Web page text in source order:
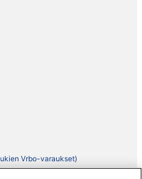
Vrbo-varaukset)